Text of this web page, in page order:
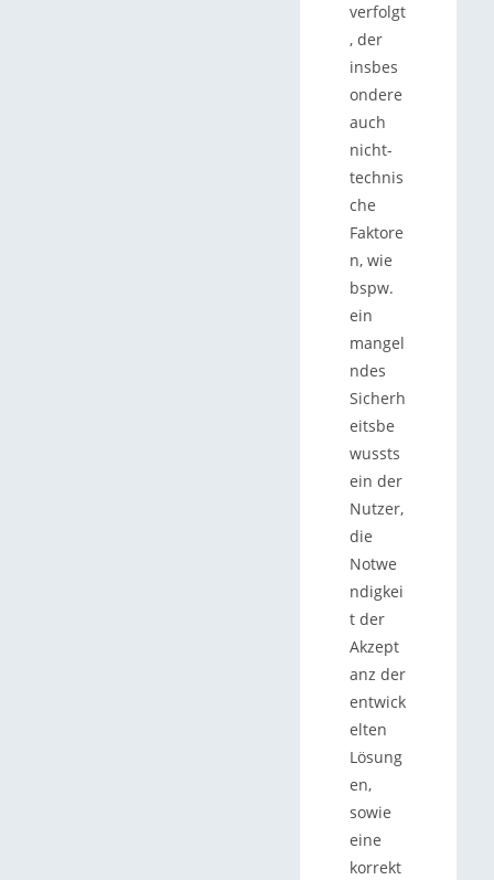
verfolgt
, der
insbes
ondere
auch
nicht-
technis
che
Faktore
n, wie
bspw.
ein
mangel
ndes
Sicherh
eitsbe
wussts
ein der
Nutzer,
die
Notwe
ndigkei
t der
Akzept
anz der
entwick
elten
Lösung
en,
sowie
eine
korrekt